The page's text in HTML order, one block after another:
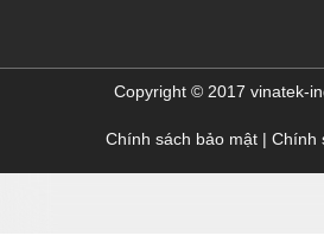
Copyright © 2017 vinatek-
Chính sách bảo mật | Chính